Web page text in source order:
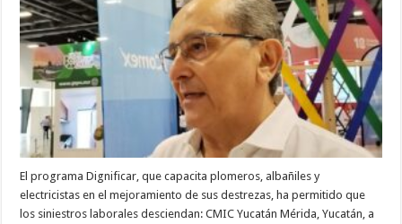
El programa Dignificar, que capacita plomeros, albañiles y
electricistas en el mejoramiento de sus destrezas, ha permitido que
los siniestros laborales desciendan: CMIC Yucatán Mérida, Yucatán, a